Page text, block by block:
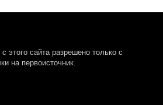
этого сайта разрешено только с
на первоисточник.